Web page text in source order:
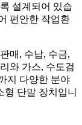
설계되어 있습
편안한 작업환
매, 수납, 수금,
와 가스, 수도검
지 다양한 분야
단말 장치입니